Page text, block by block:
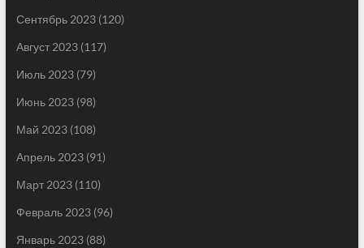
Сентябрь 2023(120)
Август 2023(117)
Июль 2023(79)
Июнь 2023(98)
Май 2023(108)
Апрель 2023(91)
Март 2023(110)
Февраль 2023(96)
Январь 2023(88)